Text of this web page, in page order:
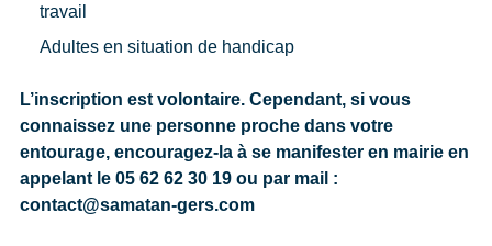
travail
Adultes en situation de handicap
L’inscription est volontaire. Cependant, si vous
connaissez une personne proche dans votre
entourage, encouragez-la à se manifester en mairie en
appelant le 05 62 62 30 19 ou par mail :
contact@samatan-gers.com